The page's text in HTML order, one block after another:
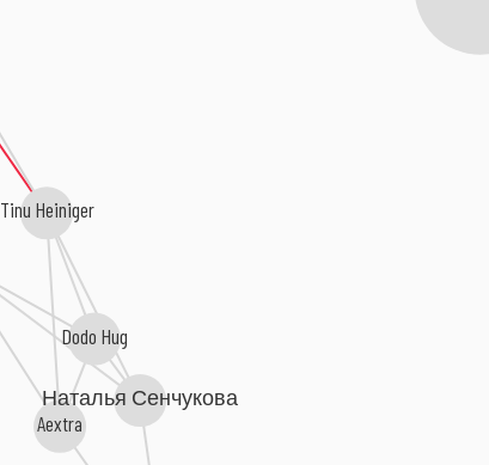
Tinu Heiniger
Aextra
Наталья Сенчукова
Dodo Hug